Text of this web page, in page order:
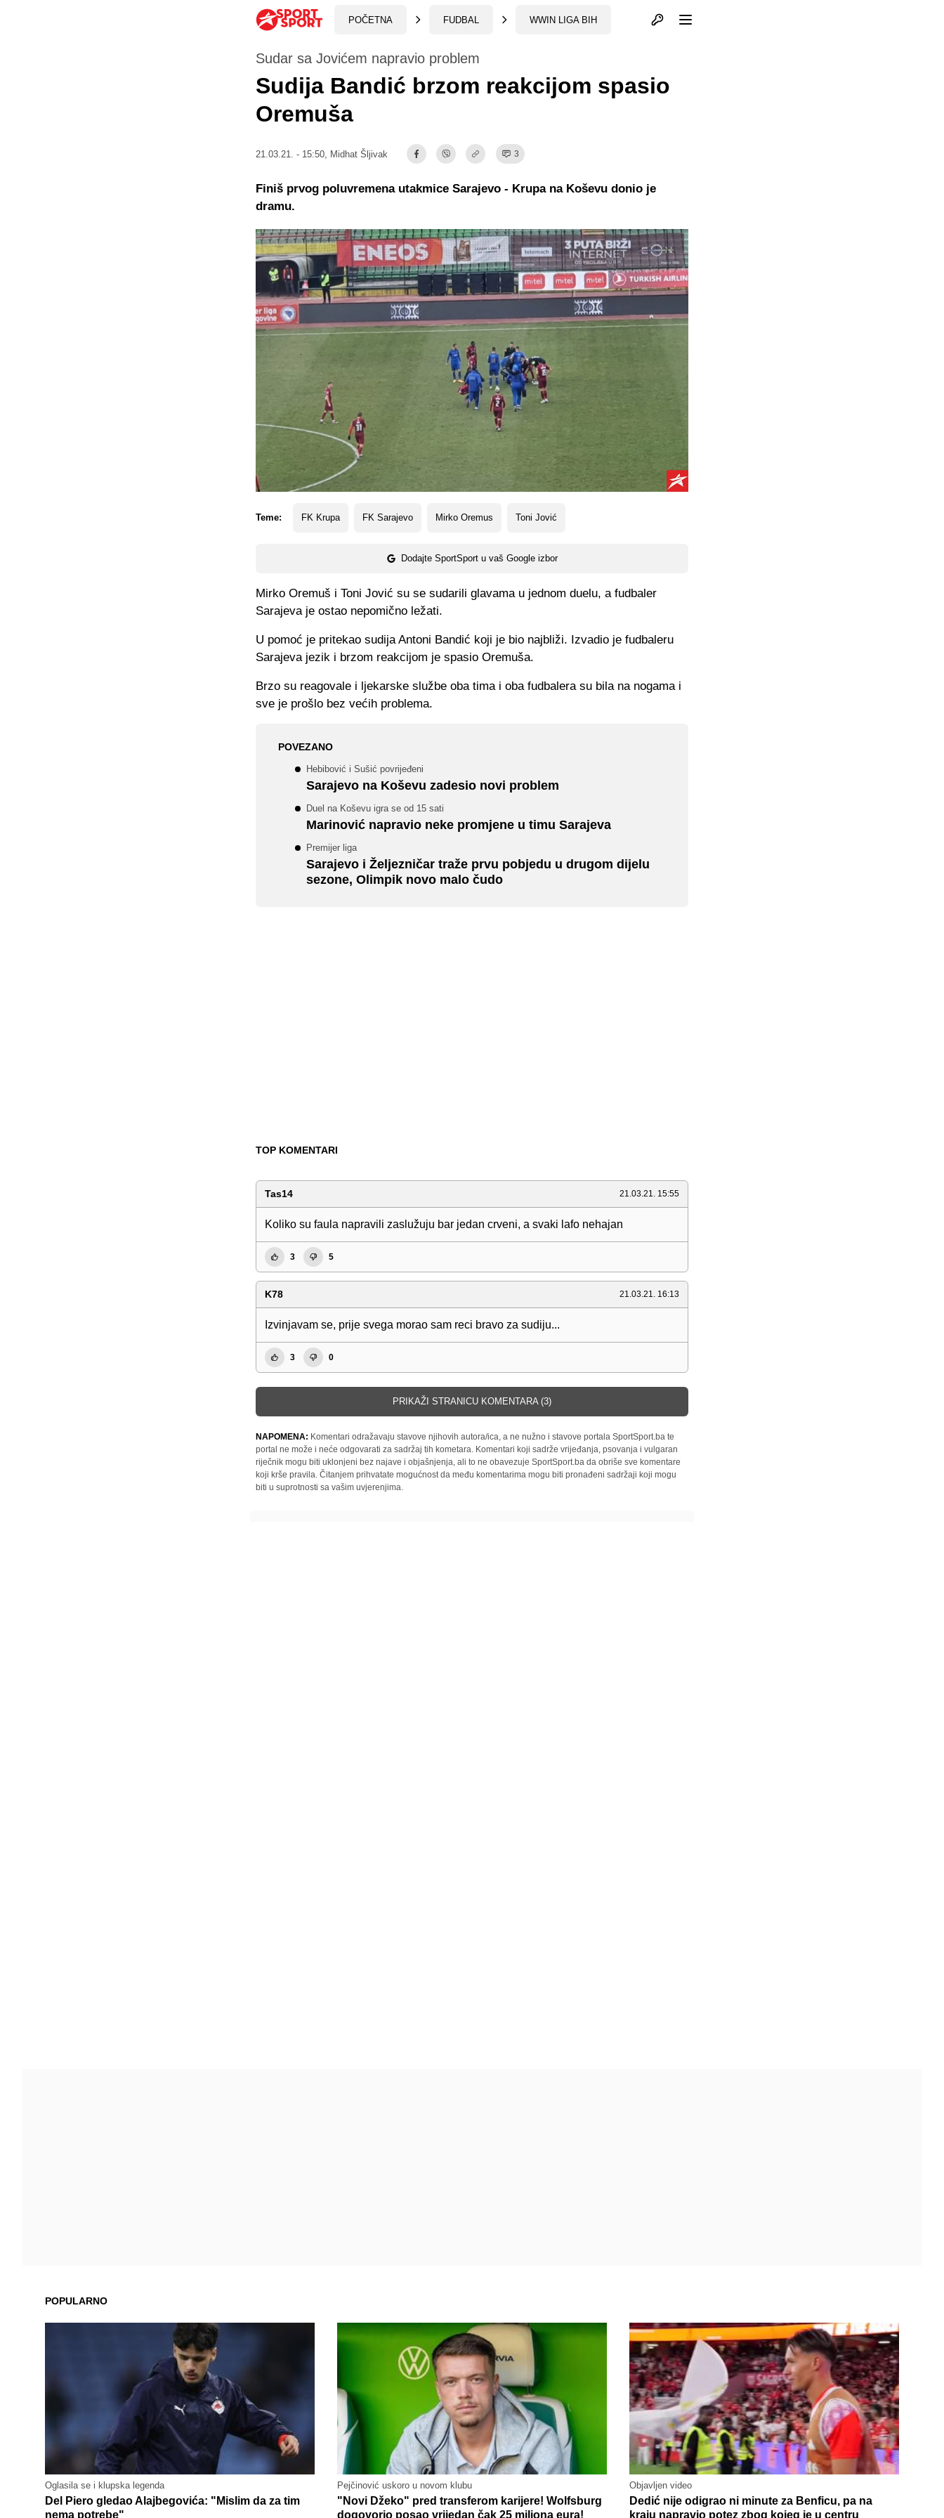
POČETNA FUDBAL WWIN LIGA BIH Otvori profil
Sudar sa Jovićem napravio problem
Sudija Bandić brzom reakcijom spasio
Oremuša
21.03.21. - 15:50, Midhat Šljivak 3
Teme: FK Krupa FK Sarajevo Mirko Oremus Toni Jović
Dodajte SportSport u vaš Google izbor
Finiš prvog poluvremena utakmice Sarajevo - Krupa na Koševu donio je
dramu.
Mirko Oremuš i Toni Jović su se sudarili glavama u jednom duelu, a fudbaler
Sarajeva je ostao nepomično ležati.
U pomoć je pritekao sudija Antoni Bandić koji je bio najbliži. Izvadio je fudbaleru
Sarajeva jezik i brzom reakcijom je spasio Oremuša.
Brzo su reagovale i ljekarske službe oba tima i oba fudbalera su bila na nogama i
sve je prošlo bez većih problema.
POVEZANO
Hebibović i Sušić povrijeđeni
Sarajevo na Koševu zadesio novi problem
Duel na Koševu igra se od 15 sati
Marinović napravio neke promjene u timu Sarajeva
Premijer liga
Sarajevo i Željezničar traže prvu pobjedu u drugom dijelu
sezone, Olimpik novo malo čudo
TOP KOMENTARI
Tas14 21.03.21. 15:55
Koliko su faula napravili zaslužuju bar jedan crveni, a svaki lafo nehajan
3 5
K78 21.03.21. 16:13
Izvinjavam se, prije svega morao sam reci bravo za sudiju...
3 0
PRIKAŽI STRANICU KOMENTARA (3)
NAPOMENA: Komentari odražavaju stavove njihovih autora/ica, a ne nužno i stavove portala SportSport.ba te
portal ne može i neće odgovarati za sadržaj tih kometara. Komentari koji sadrže vrijeđanja, psovanja i vulgaran
riječnik mogu biti uklonjeni bez najave i objašnjenja, ali to ne obavezuje SportSport.ba da obriše sve komentare
koji krše pravila. Čitanjem prihvatate mogućnost da među komentarima mogu biti pronađeni sadržaji koji mogu
biti u suprotnosti sa vašim uvjerenjima.
POPULARNO
Oglasila se i klupska legenda
Del Piero gledao Alajbegovića: "Mislim da za tim
nema potrebe"
Pejčinović uskoro u novom klubu
"Novi Džeko" pred transferom karijere! Wolfsburg
dogovorio posao vrijedan čak 25 miliona eura!
Objavljen video
Dedić nije odigrao ni minute za Benficu, pa na
kraju napravio potez zbog kojeg je u centru